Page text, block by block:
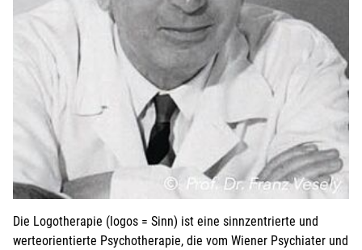
Kosten
Ich melde weitere Personen an (ab 15 Jahren)
Bei Veranstaltungen mit Kindern:
Kind mit anmelden
Die Logotherapie (logos = Sinn) ist eine sinnzentrierte und
werteorientierte Psychotherapie, die vom Wiener Psychiater und